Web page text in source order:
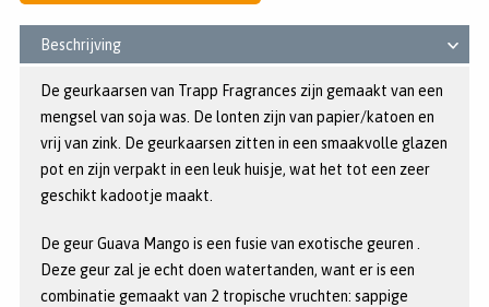
Beschrijving
De geurkaarsen van Trapp Fragrances zijn gemaakt van een
mengsel van soja was. De lonten zijn van papier/katoen en
vrij van zink. De geurkaarsen zitten in een smaakvolle glazen
pot en zijn verpakt in een leuk huisje, wat het tot een zeer
geschikt kadootje maakt.
De geur Guava Mango is een fusie van exotische geuren .
Deze geur zal je echt doen watertanden, want er is een
combinatie gemaakt van 2 tropische vruchten: sappige